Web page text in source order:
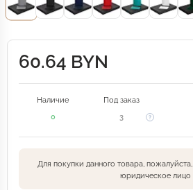
60.64 BYN
Наличие Под заказ
0
3
Для покупки данного товара, пожалуйста,
юридическое лицо